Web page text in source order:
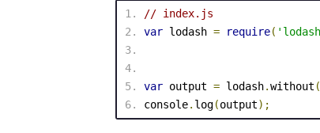
// index.js
var lodash = require(
var output = lodash.without
console. log(output);